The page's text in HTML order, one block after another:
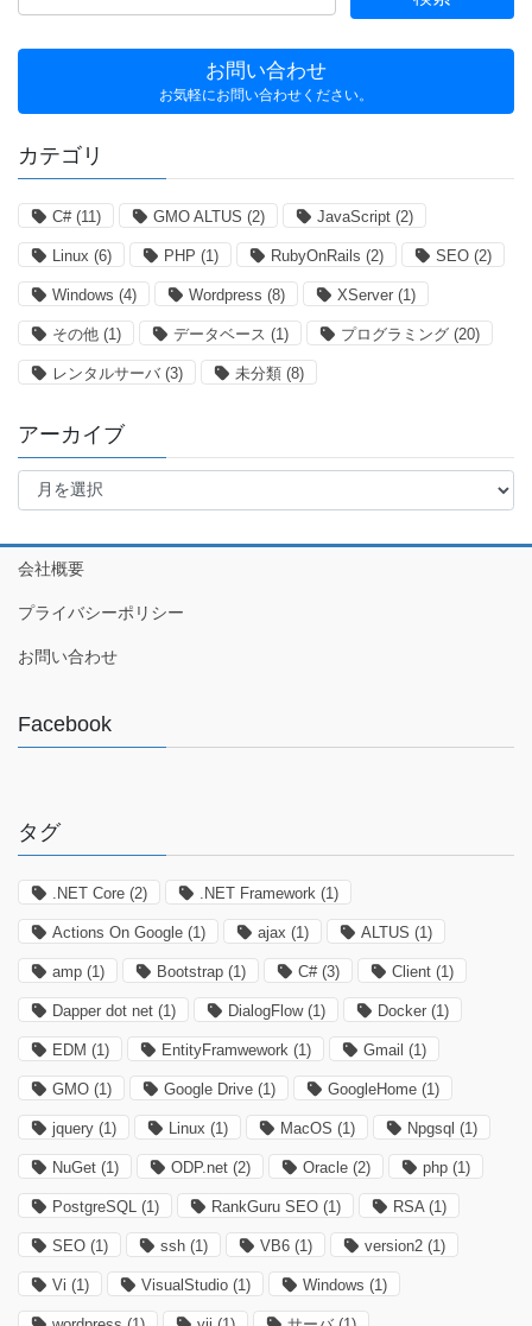
お問い合わせ
お気軽にお問い合わせください。
カテゴリ
C#(11) GMO ALTUS (2) JavaScript (2)
Linux (6) PHP (1) RubyOnRails (2) SEO (2)
Windows (4) Wordpress (8) XServer (1)
その他 (1) データベース (1) プログラミング (20)
レンタルサーバ (3) 未分類 (8)
アーカイブ
ア
イ
ブ
会社概要
プライバシーポリシー
お問い合わせ
Facebook
タグ
.NET Core (2) .NET Framework (1)
Actions On Google (1) ajax (1) ALTUS (1)
amp (1) Bootstrap (1) C#(3) Client (1)
Dapper dot net (1) DialogFlow(1) Docker (1)
EDM (1) EntityFramwework (1) Gmail (1)
GMO (1) Google Drive (1) GoogleHome (1)
jquery (1) Linux (1) MacOS (1) Npgsql (1)
NuGet (1) ODP.net (2) Oracle (2) php (1)
PostgreSQL (1) RankGuru SEO (1) RSA (1)
SEO (1) ssh (1) VB6 (1) version2 (1)
Vi (1) VisualStudio (1) Windows (1)